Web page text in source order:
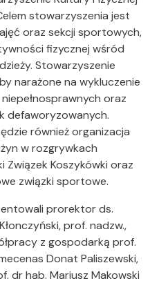
stowarzyszenia jest
oraz sekcji sportowych,
fizycznej wśród
Stowarzyszenie
narażone na wykluczenie
oraz
defaworyzowanych.
również organizacja
w rozgrywkach
Związek Koszykówki oraz
związki sportowe.
prorektor ds.
prof. nadzw.,
z gospodarką prof.
Donat Paliszewski,
dr hab. Mariusz Makowski